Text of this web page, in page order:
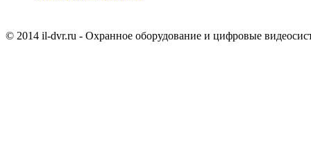
© 2014 il-dvr.ru - Охранное оборудование и цифровые